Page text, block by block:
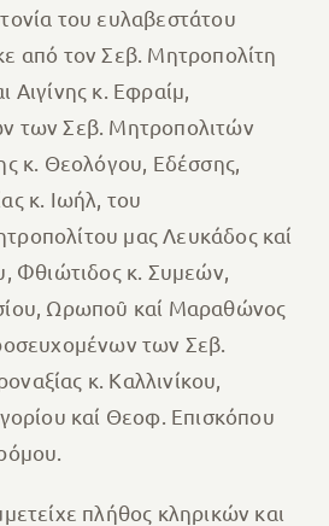
του ευλαβεστάτου
από τον Σεβ. Μητροπολίτη
κ. Εφραίμ,
των Σεβ. Μητροπολιτών
κ. Θεολόγου, Εδέσσης,
κ. Ιωήλ, του
μας Λευκάδος καί
Φθιώτιδος κ. Συμεών,
Ωρωποῦ καί Μαραθώνος
των Σεβ.
κ. Καλλινίκου,
καί Θεοφ. Επισκόπου
πλήθος κληρικών και